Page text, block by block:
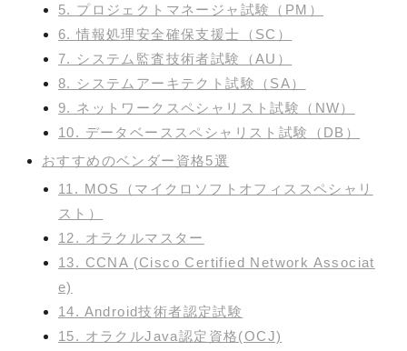
5. プロジェクトマネージャ試験（PM）
6. 情報処理安全確保支援士（SC）
7. システム監査技術者試験（AU）
8. システムアーキテクト試験（SA）
9. ネットワークスペシャリスト試験（NW）
10. データベーススペシャリスト試験（DB）
おすすめのベンダー資格5選
11. MOS（マイクロソフトオフィススペシャリ
スト）
12. オラクルマスター
13. CCNA (Cisco Certified Network Associat
e)
14. Android技術者認定試験
15. オラクルJava認定資格(OCJ)